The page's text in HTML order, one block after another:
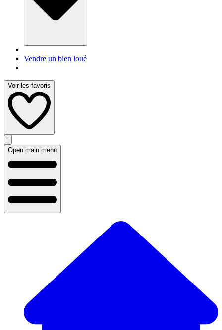
Vendre un bien loué
Voir les favoris
Open main menu